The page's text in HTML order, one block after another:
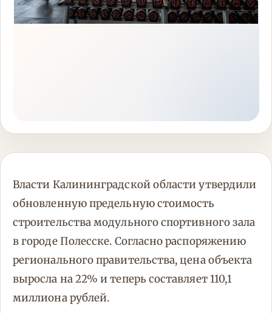
Власти Калининградской области утвердили
обновленную предельную стоимость
строительства модульного спортивного зала
в городе Полесске. Согласно распоряжению
регионального правительства, цена объекта
выросла на 22% и теперь составляет 110,1
миллиона рублей.